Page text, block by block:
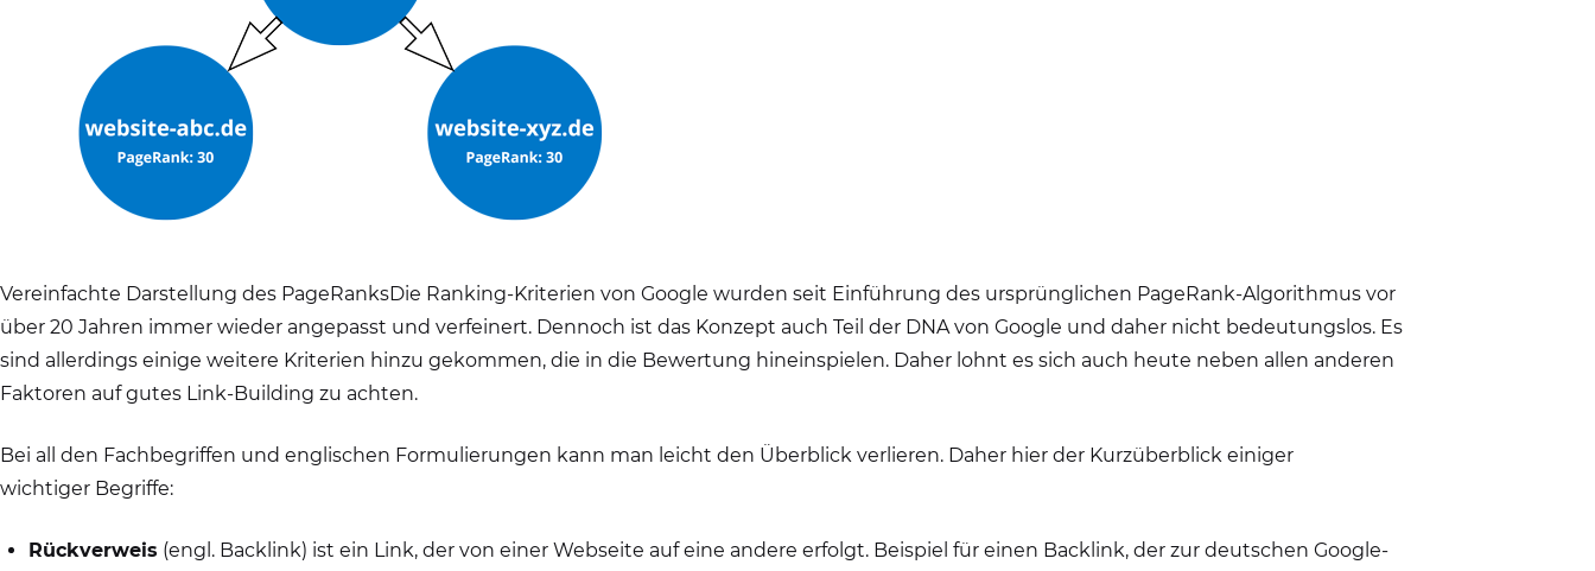
Vereinfachte Darstellung des PageRanksDie Ranking-Kriterien von Google wurden seit Einführung des ursprünglichen PageRank-Algorithmus vor
über 20 Jahren immer wieder angepasst und verfeinert. Dennoch ist das Konzept auch Teil der DNA von Google und daher nicht bedeutungslos. Es
sind allerdings einige weitere Kriterien hinzu gekommen, die in die Bewertung hineinspielen. Daher lohnt es sich auch heute neben allen anderen
Faktoren auf gutes Link-Building zu achten.
Bei all den Fachbegriffen und englischen Formulierungen kann man leicht den Überblick verlieren. Daher hier der Kurzüberblick einiger
wichtiger Begriffe:
Rückverweis (engl. Backlink) ist ein Link, der von einer Webseite auf eine andere erfolgt. Beispiel für einen Backlink, der zur deutschen Google-